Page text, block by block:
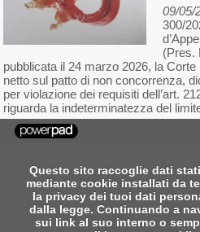
09/05/
300/
(Pres.
pubblicata il 24 marzo 2026, la
netto sul patto di non concorrenza,
per violazione dei requisiti dell’art.
riguarda la indeterminatezza del
Questo sito raccoglie dati
mediante cookie installati da
la privacy dei tuoi dati
dalla legge. Continuando a
sui link al suo interno o